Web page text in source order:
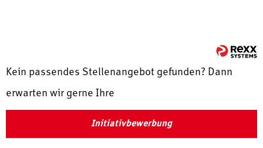
Kein passendes Stellenangebot gefunden? Dann
erwarten wir gerne Ihre
Initiativbewerbung